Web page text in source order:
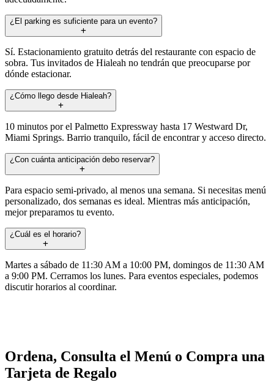
¿El parking es suficiente para un evento?
Sí. Estacionamiento gratuito detrás del restaurante con espacio de
sobra. Tus invitados de Hialeah no tendrán que preocuparse por
dónde estacionar.
¿Cómo llego desde Hialeah?
10 minutos por el Palmetto Expressway hasta 17 Westward Dr,
Miami Springs. Barrio tranquilo, fácil de encontrar y acceso directo.
¿Con cuánta anticipación debo reservar?
Para espacio semi-privado, al menos una semana. Si necesitas menú
personalizado, dos semanas es ideal. Mientras más anticipación,
mejor preparamos tu evento.
¿Cuál es el horario?
Martes a sábado de 11:30 AM a 10:00 PM, domingos de 11:30 AM
a 9:00 PM. Cerramos los lunes. Para eventos especiales, podemos
discutir horarios al coordinar.
Ordena, Consulta el Menú o Compra una
Tarjeta de Regalo